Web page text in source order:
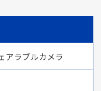
アラブルカメラ